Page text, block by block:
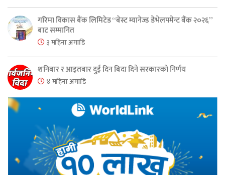
गरिमा विकास बैंक लिमिटेड “बेस्ट म्यानेज्ड डेभेलपमेन्ट बैंक २०२६”
बाट सम्मानित
३ महिना अगाडि
शनिबार र आइतबार दुई दिन बिदा दिने सरकारको निर्णय
४ महिना अगाडि